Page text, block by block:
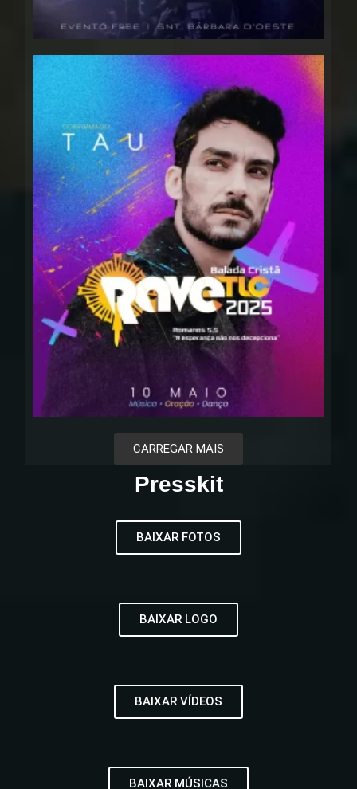
CARREGAR MAIS
Presskit
BAIXAR FOTOS
BAIXAR LOGO
BAIXAR VÍDEOS
BAIXAR MÚSICAS